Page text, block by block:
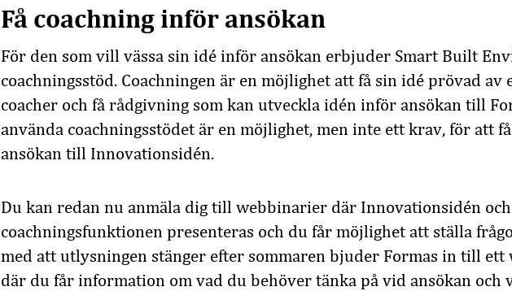
Få coachning inför ansökan
För den som vill vässa sin idé inför ansökan erbjuder Smart Built
coachningsstöd. Coachningen är en möjlighet att få sin idé prövad av
coacher och få rådgivning som kan utveckla idén inför ansökan till
använda coachningsstödet är en möjlighet, men inte ett krav, för att
ansökan till Innovationsidén.
Du kan redan nu anmäla dig till webbinarier där Innovationsidén och
coachningsfunktionen presenteras och du får möjlighet att ställa
med att utlysningen stänger efter sommaren bjuder Formas in till
där du får information om vad du behöver tänka på vid ansökan och